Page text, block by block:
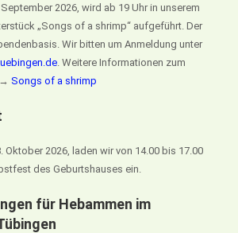
2026, wird ab 19 Uhr in unserem
„Songs of a shrimp“ aufgeführt. Der
Wir bitten um Anmeldung unter
. Weitere Informationen zum
→Songs of a shrimp
Oktober 2026, laden wir von 14.00 bis 17.00
des Geburtshauses ein.
für Hebammen im